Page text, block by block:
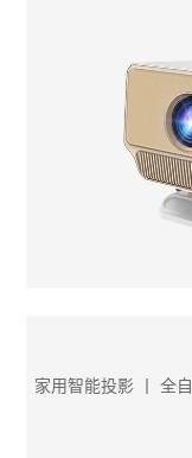
家用智能投影 丨 全